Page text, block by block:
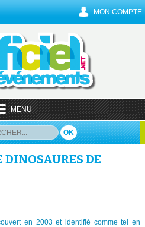
MON COMPTE
MENU
OK
DINOSAURES DE
en 2003 et identifié comme tel en